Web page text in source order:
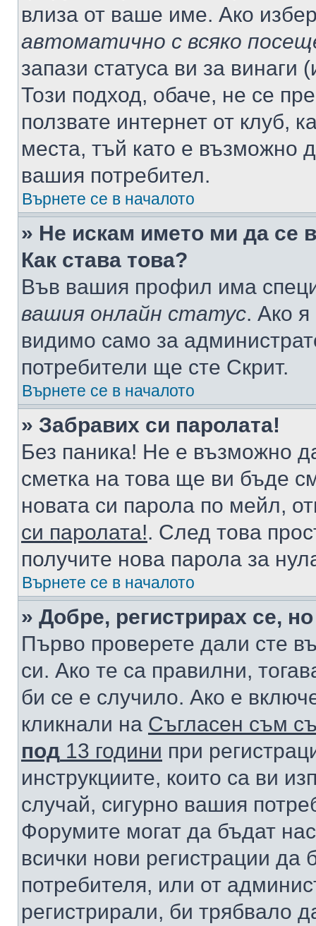
влиза от ваше име. Ако
автоматично с всяко
запази статуса ви за винаги
Този подход, обаче, не се
ползвате интернет от клуб,
места, тъй като е възможно
вашия потребител.
Върнете се в началото
» Не искам името ми да се
Как става това?
Във вашия профил има
вашия онлайн статус. Ако
видимо само за
потребители ще сте Скрит.
Върнете се в началото
» Забравих си паролата!
Без паника! Не е възможно
сметка на това ще ви бъде
новата си парола по мейл,
си паролата!. След това
получите нова парола за
Върнете се в началото
» Добре, регистрирах се,
Първо проверете дали сте
си. Ако те са правилни,
би се е случило. Ако е
кликнали на Съгласен съм
под 13 години при
инструкциите, които са ви
случай, сигурно вашия
Форумите могат да бъдат
всички нови регистрации да
потребителя, или от
регистрирали, би трябвало